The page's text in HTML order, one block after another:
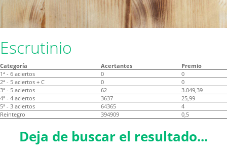
Escrutinio
Categoría Acertantes
Premio
1ª - 6 aciertos
0
0
2ª - 5 aciertos + C
0
0
3ª - 5 aciertos
62
3.049,39
4ª - 4 aciertos
3637
25,99
5ª - 3 aciertos
64365
4
Reintegro
394909 0,5
Deja de buscar el resultado...